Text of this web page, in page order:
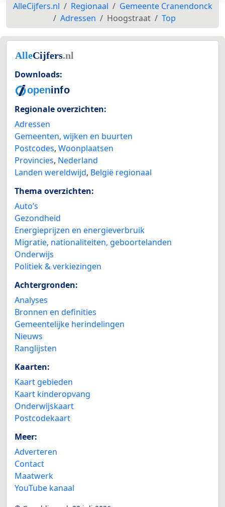
AlleCijfers.nl Regionaal
Gemeente Cranendonck
Adressen
Hoogstraat Top
Downloads:
Regionale overzichten:
Adressen
Gemeenten, wijken en buurten
Postcodes, Woonplaatsen
Provincies, Nederland
Landen wereldwijd, België regionaal
Thema overzichten:
Auto’s
Gezondheid
Energieprijzen en energieverbruik
Migratie, nationaliteiten, geboortelanden
Onderwijs
Politiek & verkiezingen
Achtergronden:
Analyses
Bronnen en definities
Gemeentelijke herindelingen
Nieuws
Ranglijsten
Kaarten:
Kaart gebieden
Kaart kinderopvang
Onderwijskaart
Postcodekaart
Meer:
Adverteren
Contact
Maatwerk
YouTube kanaal